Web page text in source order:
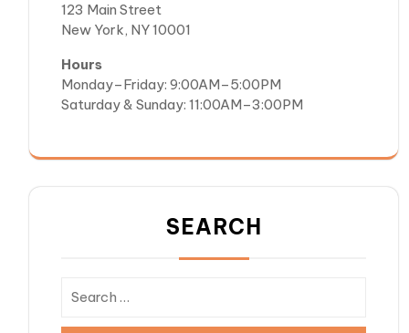
123 Main Street
New York, NY 10001
Hours
Monday–Friday: 9:00AM–5:00PM
Saturday & Sunday: 11:00AM–3:00PM
SEARCH